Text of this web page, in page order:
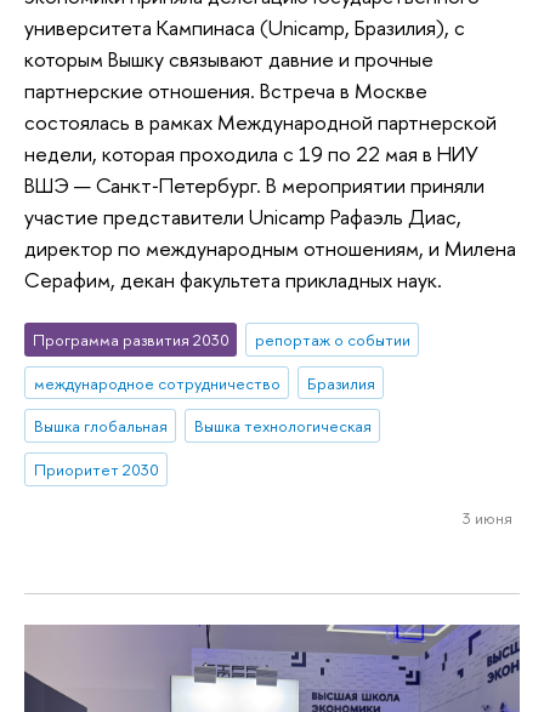
университета Кампинаса (Unicamp, Бразилия), с
которым Вышку связывают давние и прочные
партнерские отношения. Встреча в Москве
состоялась в рамках Международной партнерской
недели, которая проходила с 19 по 22 мая в НИУ
ВШЭ — Санкт‑Петербург. В мероприятии приняли
участие представители Unicamp Рафаэль Диас,
директор по международным отношениям, и Милена
Серафим, декан факультета прикладных наук.
Программа развития 2030
репортаж о событии
международное сотрудничество
Бразилия
Вышка глобальная
Вышка технологическая
Приоритет 2030
3 июня